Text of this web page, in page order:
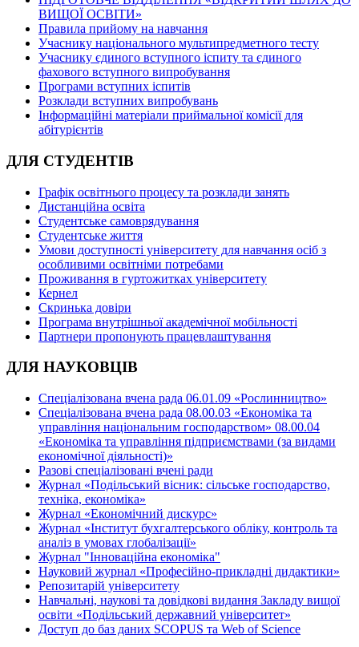
ВИЩОЇ ОСВІТИ»
Правила прийому на навчання
Учаснику національного мультипредметного тесту
Учаснику єдиного вступного іспиту та єдиного
фахового вступного випробування
Програми вступних іспитів
Розклади вступних випробувань
Інформаційні матеріали приймальної комісії для
абітурієнтів
ДЛЯ СТУДЕНТІВ
Графік освітнього процесу та розклади занять
Дистанційна освіта
Студентське самоврядування
Студентське життя
Умови доступності університету для навчання осіб з
особливими освітніми потребами
Проживання в гуртожитках університету
Кернел
Скринька довіри
Програма внутрішньої академічної мобільності
Партнери пропонують працевлаштування
ДЛЯ НАУКОВЦІВ
Спеціалізована вчена рада 06.01.09 «Рослинництво»
Спеціалізована вчена рада 08.00.03 «Економіка та
управління національним господарством» 08.00.04
«Економіка та управління підприємствами (за видами
економічної діяльності)»
Разові спеціалізовані вчені ради
Журнал «Подільський вісник: сільське господарство,
техніка, економіка»
Журнал «Економічний дискурс»
Журнал «Інститут бухгалтерського обліку, контроль та
аналіз в умовах глобалізації»
Журнал "Інноваційна економіка"
Науковий журнал «Професійно-прикладні дидактики»
Репозитарій університету
Навчальні, наукові та довідкові видання Закладу вищої
освіти «Подільський державний університет»
Доступ до баз даних SCOPUS та Web of Science